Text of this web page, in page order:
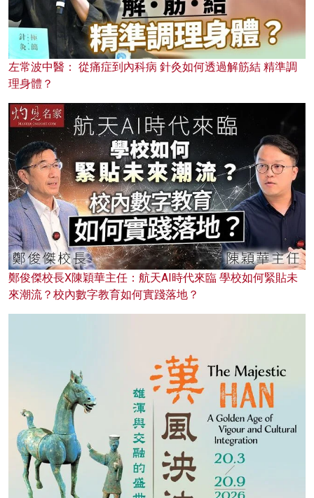
左常波中醫： 從痛症到內科病 針灸如何透過解筋結 精準調
理身體？
鄭俊傑校長X陳穎華主任：航天AI時代來臨 學校如何緊貼未
來潮流？校內數字教育如何實踐落地？